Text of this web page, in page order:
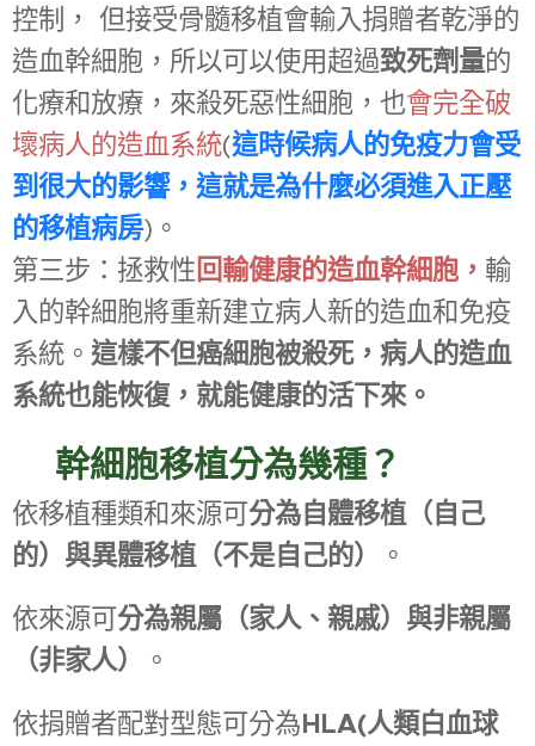
控制， 但接受骨髓移植會輸入捐贈者乾淨的
造血幹細胞，所以可以使用超過致死劑量的
化療和放療，來殺死惡性細胞，也會完全破
壞病人的造血系統(這時候病人的免疫力會受
到很大的影響，這就是為什麼必須進入正壓
的移植病房)。
第三步：拯救性回輸健康的造血幹細胞， 輸
入的幹細胞將重新建立病人新的造血和免疫
系統。 這樣不但癌細胞被殺死，病人的造血
系統也能恢復，就能健康的活下來。
幹細胞移植分為幾種？
依移植種類和來源可分為自體移植（自己
的）與異體移植（不是自己的）
。
依來源可分為親屬（家人、親戚）與非親屬
（非家人）
。
依捐贈者配對型態可分為HLA(人類白血球